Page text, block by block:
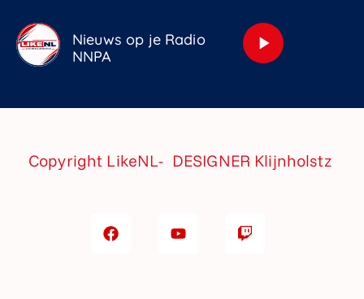
Nieuws op je Radio
NNPA
play_arrow
Copyright LikeNL- DESIGNER Klijnholstz